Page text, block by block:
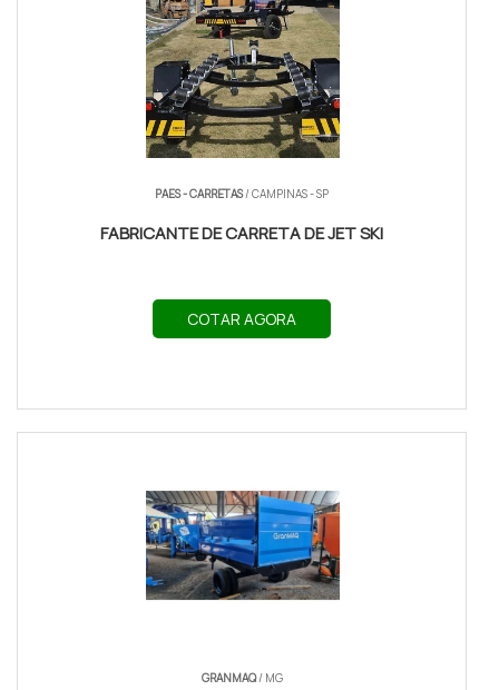
PAES - CARRETAS/ CAMPINAS - SP
FABRICANTE DE CARRETA DE JET SKI
COTAR AGORA
GRANMAQ/ MG